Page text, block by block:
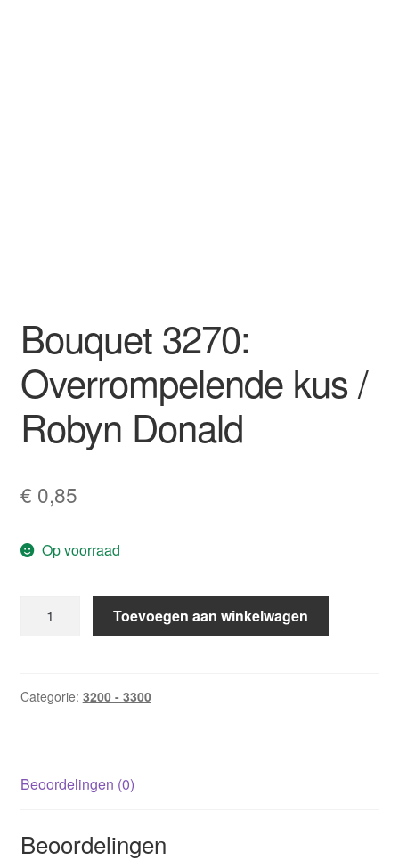
Bouquet 3270:
Overrompelende kus /
Robyn Donald
€ 0,85
Op voorraad
3270:
/
Toevoegen aan winkelwagen
Categorie: 3200 - 3300
Beoordelingen (0)
Beoordelingen